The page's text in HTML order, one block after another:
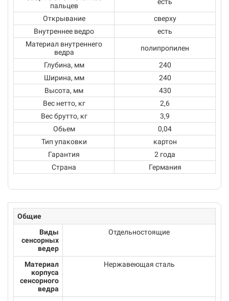
пальцев
Открывание
сверху
Внутреннее ведро
есть
Материал внутреннего
ведра
полипропилен
Глубина, мм
240
Ширина, мм
240
Высота, мм
430
Вес нетто, кг
2,6
Вес брутто, кг
3,9
Обьем
0,04
Тип упаковки
картон
Гарантия
2 года
Страна
Германия
Общие
Виды
сенсорных
ведер
Отдельностоящие
Материал
корпуса
сенсорного
ведра
Нержавеющая сталь